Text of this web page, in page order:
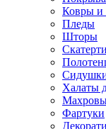
Ковры и
Пледы
Шторы
Скатерти
Сидушки
Халаты
Фартуки